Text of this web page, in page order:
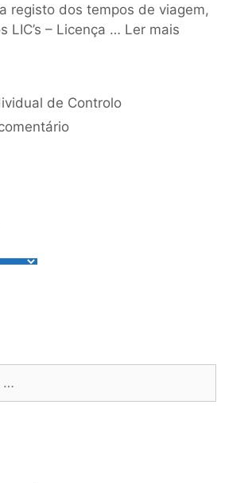
registo dos tempos de viagem,
LIC’s – Licença … Ler mais
de Controlo